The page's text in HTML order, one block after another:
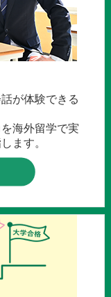
が体験できる
海外留学で実
ます。